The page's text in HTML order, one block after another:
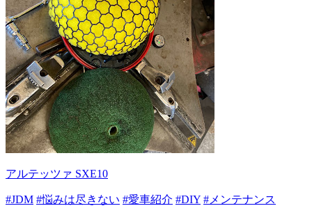
アルテッツァ SXE10
#JDM #悩みは尽きない #愛車紹介 #DIY #メンテナンス